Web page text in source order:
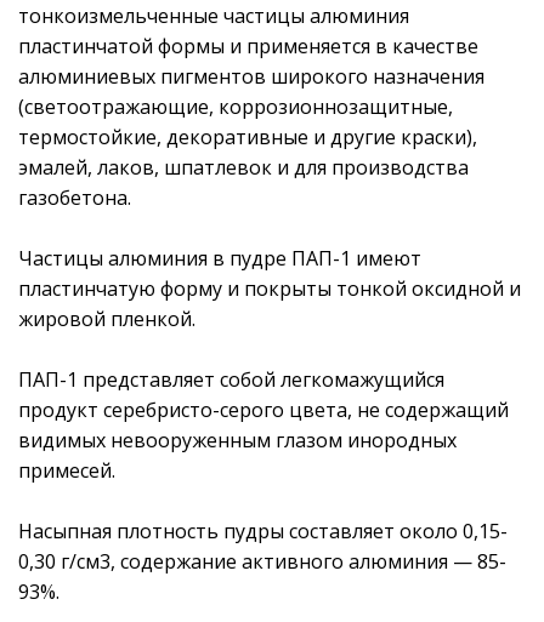
тонкоизмельченные частицы алюминия
пластинчатой формы и применяется в качестве
алюминиевых пигментов широкого назначения
(светоотражающие, коррозионнозащитные,
термостойкие, декоративные и другие краски),
эмалей, лаков, шпатлевок и для производства
газобетона.
Частицы алюминия в пудре ПАП-1 имеют
пластинчатую форму и покрыты тонкой оксидной и
жировой пленкой.
ПАП-1 представляет собой легкомажущийся
продукт серебристо-серого цвета, не содержащий
видимых невооруженным глазом инородных
примесей.
Насыпная плотность пудры составляет около 0,15-
0,30 г/см3, содержание активного алюминия — 85-
93%.